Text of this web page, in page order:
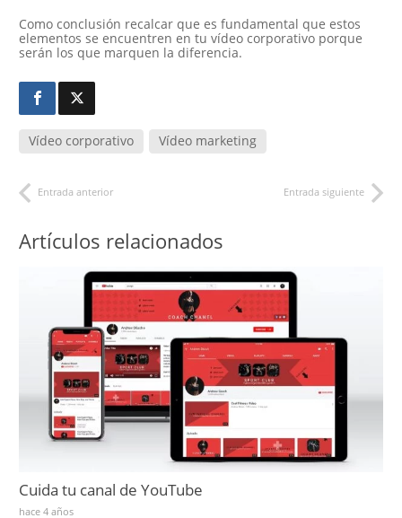
Como conclusión recalcar que es fundamental que estos
elementos se encuentren en tu vídeo corporativo porque
serán los que marquen la diferencia.
Vídeo corporativo Vídeo marketing
Entrada anterior Entrada siguiente
Artículos relacionados
Cuida tu canal de YouTube
hace 4 años